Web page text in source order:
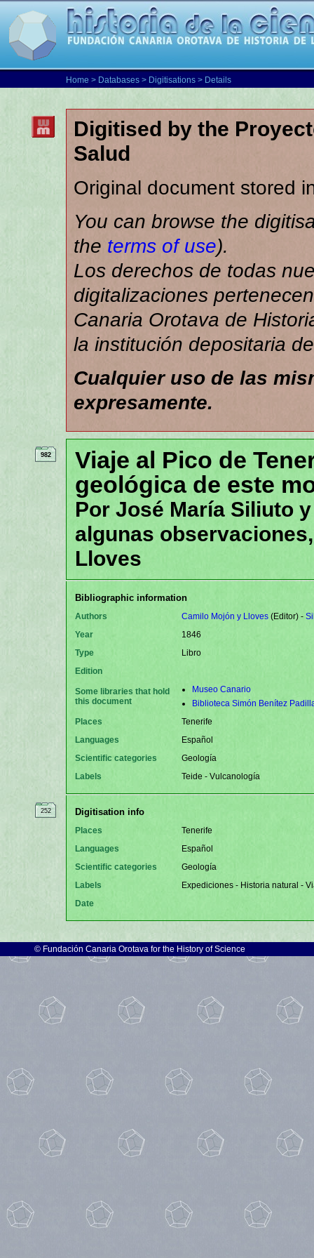
Home > Databases > Digitisations > Details
Digitised by the
Salud
Original document stored
You can browse the
the terms of use).
Los derechos de todas
digitalizaciones
Canaria Orotava de
la institución depositaria
Cualquier uso de las
expresamente.
982
Viaje al Pico de
geológica de este
Por José María Siliuto
algunas
Lloves
Bibliographic information
Authors Camilo Mojón y Lloves (Editor) -
Year
1846
Type
Libro
Edition
Some libraries that hold
this document
Museo Canario
Biblioteca Simón Benítez
Places
Tenerife
Languages
Español
Scientific categories
Geología
Labels
Teide - Vulcanología
252 Digitisation info
Places
Tenerife
Languages
Español
Scientific categories
Geología
Labels
Expediciones - Historia natural -
Date
© Fundación Canaria Orotava for the History of Science